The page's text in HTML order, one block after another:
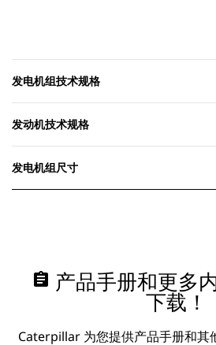
发电机组技术规格
发动机技术规格
发电机组尺寸
assignment 产品手册和更多
下载！
Caterpillar 为您提供产品手册和其